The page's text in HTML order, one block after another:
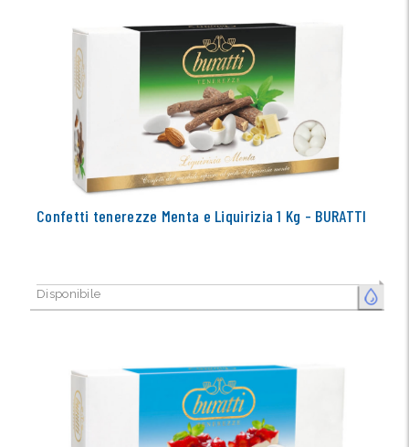
FRESCO
Confetti tenerezze Menta e Liquirizia 1 Kg - BURATTI
Disponibile